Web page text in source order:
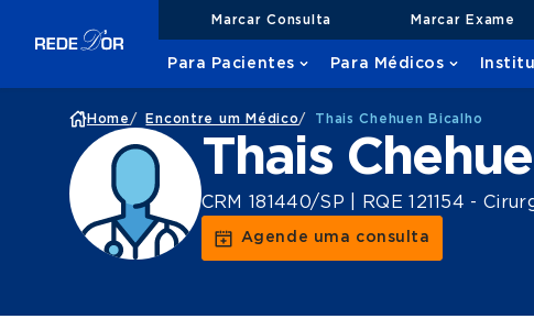
Marcar Consulta Marcar Exame
Para Pacientes Para Médicos
Home / Encontre um Médico/ Thais Chehuen Bicalho
Thais
CRM 181440/SP | RQE 121154 -
Agende uma consulta